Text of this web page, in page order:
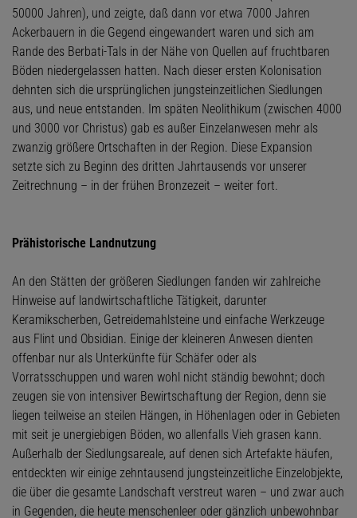
50000 Jahren), und zeigte, daß dann vor etwa 7000 Jahren
Ackerbauern in die Gegend eingewandert waren und sich am
Rande des Berbati-Tals in der Nähe von Quellen auf fruchtbaren
Böden niedergelassen hatten. Nach dieser ersten Kolonisation
dehnten sich die ursprünglichen jungsteinzeitlichen Siedlungen
aus, und neue entstanden. Im späten Neolithikum (zwischen 4000
und 3000 vor Christus) gab es außer Einzelanwesen mehr als
zwanzig größere Ortschaften in der Region. Diese Expansion
setzte sich zu Beginn des dritten Jahrtausends vor unserer
Zeitrechnung – in der frühen Bronzezeit – weiter fort.
Prähistorische Landnutzung
An den Stätten der größeren Siedlungen fanden wir zahlreiche
Hinweise auf landwirtschaftliche Tätigkeit, darunter
Keramikscherben, Getreidemahlsteine und einfache Werkzeuge
aus Flint und Obsidian. Einige der kleineren Anwesen dienten
offenbar nur als Unterkünfte für Schäfer oder als
Vorratsschuppen und waren wohl nicht ständig bewohnt; doch
zeugen sie von intensiver Bewirtschaftung der Region, denn sie
liegen teilweise an steilen Hängen, in Höhenlagen oder in Gebieten
mit seit je unergiebigen Böden, wo allenfalls Vieh grasen kann.
Außerhalb der Siedlungsareale, auf denen sich Artefakte häufen,
entdeckten wir einige zehntausend jungsteinzeitliche Einzelobjekte,
die über die gesamte Landschaft verstreut waren – und zwar auch
in Gegenden, die heute menschenleer oder gänzlich unbewohnbar